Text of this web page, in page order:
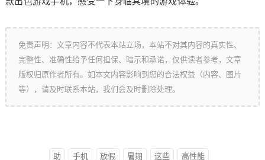
免责声明：文章内容不代表本站立场，本站不对其内容的真实性、
完整性、准确性给予任何担保、暗示和承诺，仅供读者参考，文章
版权归原作者所有。如本文内容影响到您的合法权益（内容、图片
等），请及时联系本站，我们会及时删除处理。
助 手机 放假 暑期 这些 高性能